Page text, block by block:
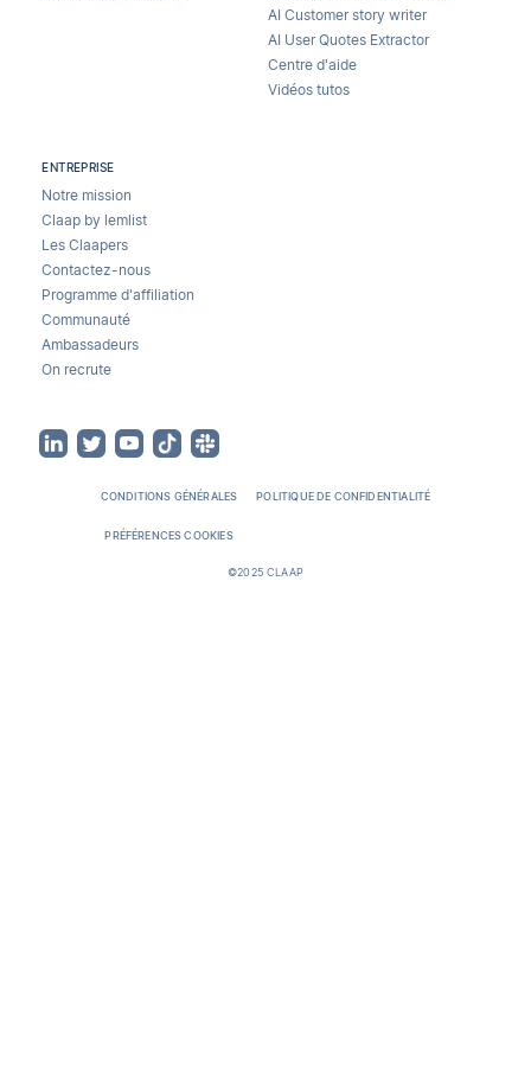
AI Customer story writer
AI User Quotes Extractor
Centre d'aide
Vidéos tutos
ENTREPRISE
Notre mission
Claap by lemlist
Les Claapers
Contactez-nous
Programme d'affiliation
Communauté
Ambassadeurs
On recrute
CONDITIONS GÉNÉRALES POLITIQUE DE CONFIDENTIALITÉ
PRÉFÉRENCES COOKIES
©2025 CLAAP